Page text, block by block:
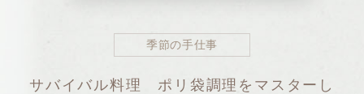
季節の手仕事
サバイバル料理 ポリ袋調理をマスターし